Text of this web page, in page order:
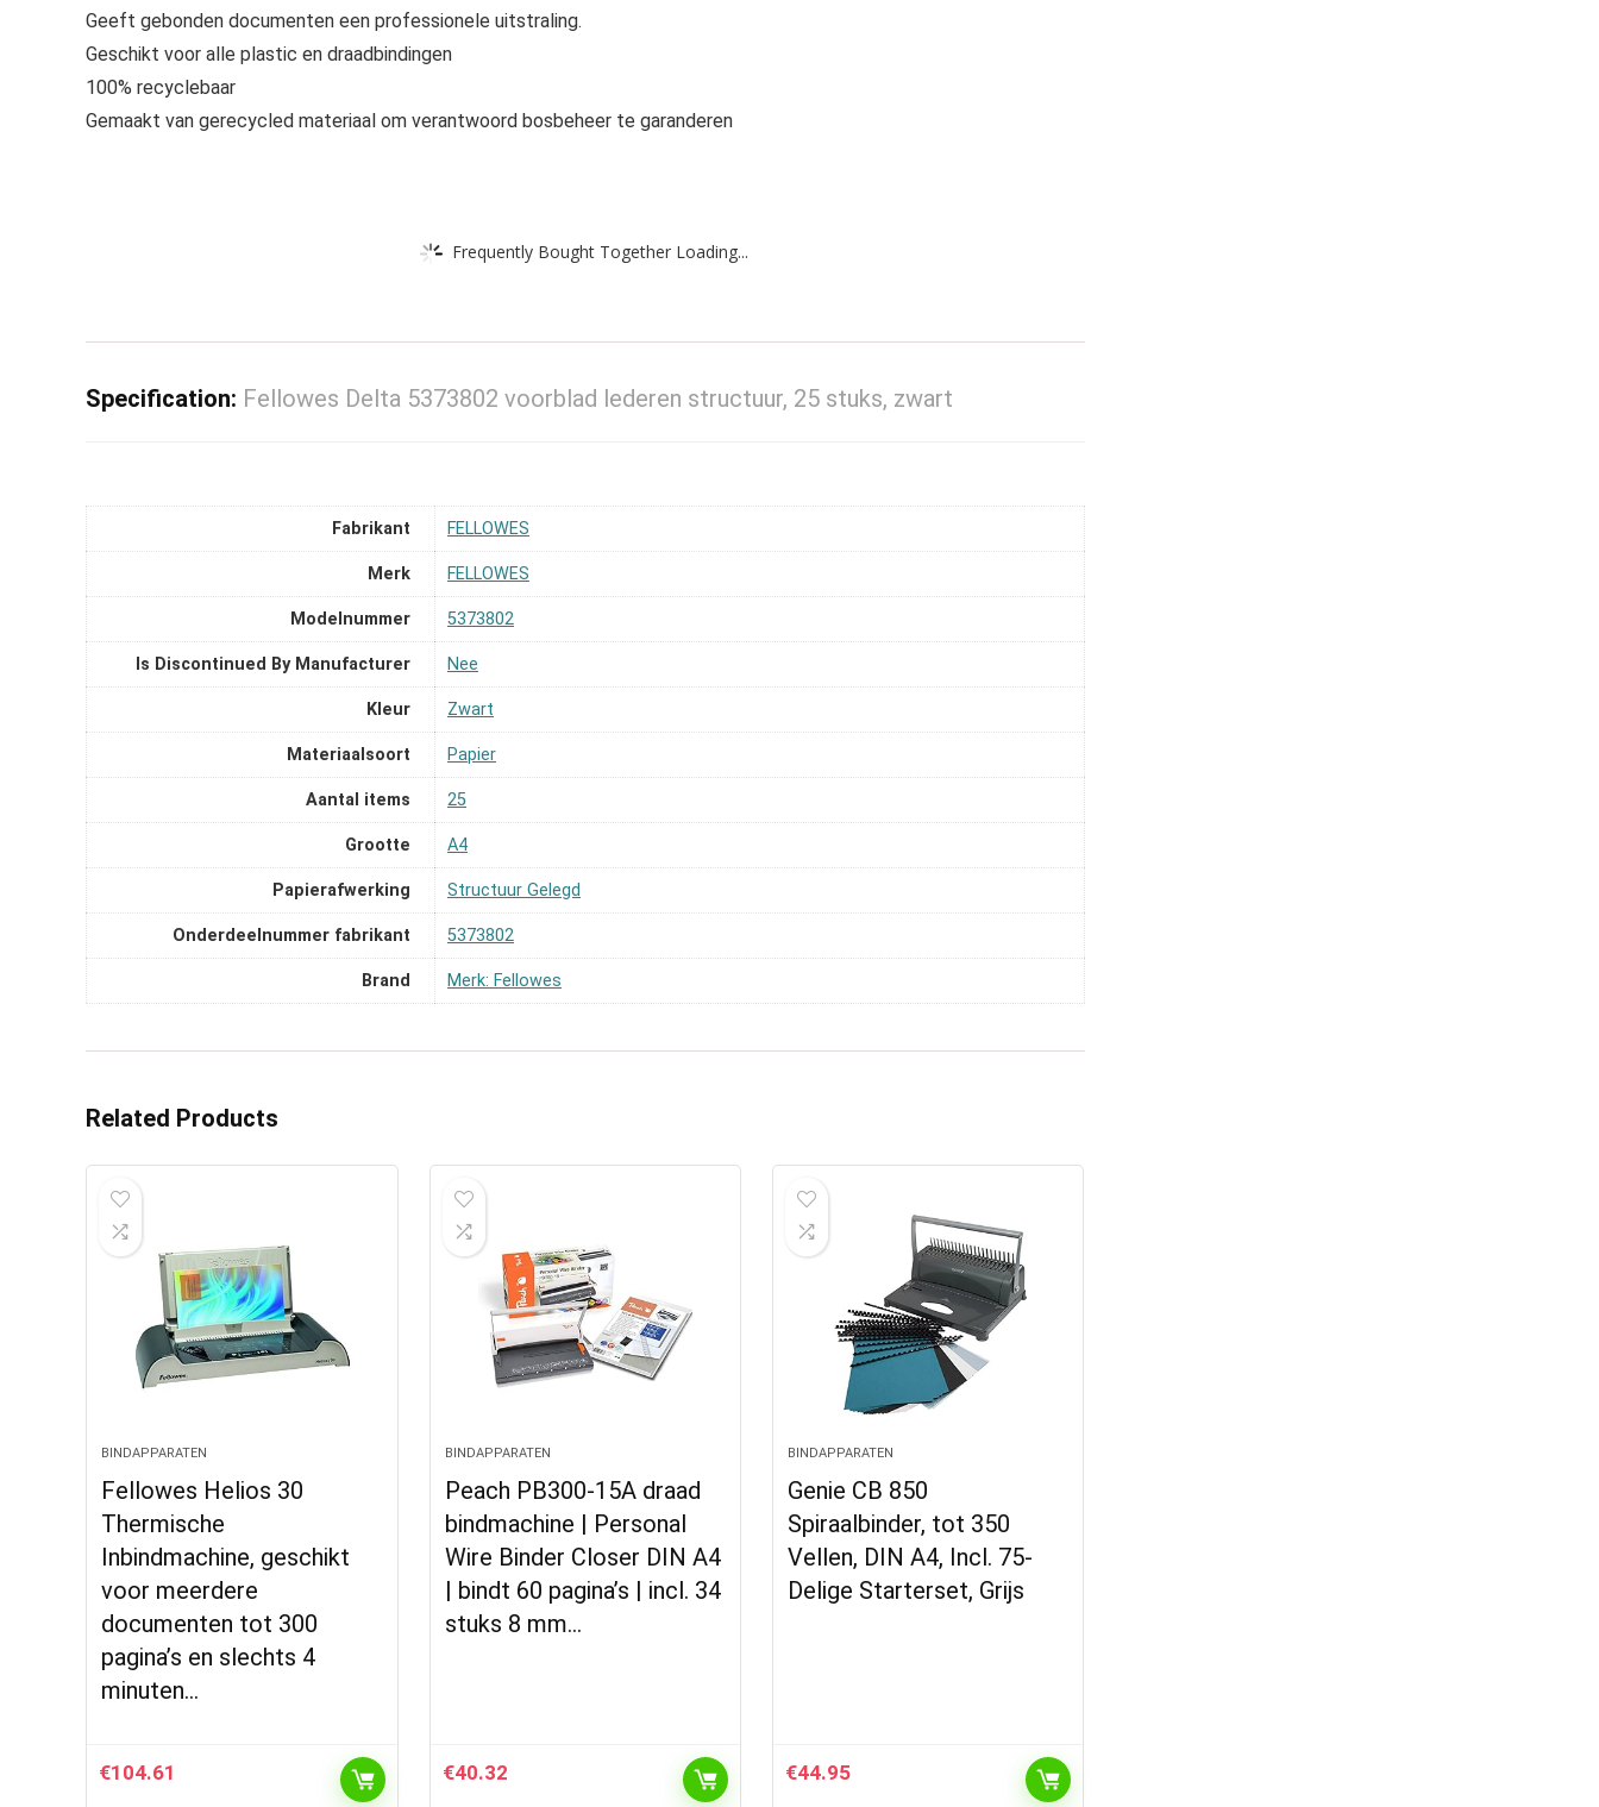
Geeft gebonden documenten een professionele uitstraling.
Geschikt voor alle plastic en draadbindingen
100% recyclebaar
Gemaakt van gerecycled materiaal om verantwoord bosbeheer te garanderen
Frequently Bought Together Loading...
Specification: Fellowes Delta 5373802 voorblad lederen structuur, 25 stuks, zwart
Fabrikant ‎FELLOWES
Merk ‎FELLOWES
Modelnummer ‎5373802
Is Discontinued By Manufacturer ‎Nee
Kleur ‎Zwart
Materiaalsoort ‎Papier
Aantal items ‎25
Grootte ‎A4
Papierafwerking ‎Structuur Gelegd
Onderdeelnummer fabrikant ‎5373802
Brand Merk: Fellowes
Related Products
BINDAPPARATEN
Fellowes Helios 30
Thermische
Inbindmachine, geschikt
voor meerdere
documenten tot 300
pagina’s en slechts 4
minuten…
€104.61
BINDAPPARATEN
Peach PB300-15A draad
bindmachine | Personal
Wire Binder Closer DIN A4
| bindt 60 pagina’s | incl. 34
stuks 8 mm…
€40.32
BINDAPPARATEN
Genie CB 850
Spiraalbinder, tot 350
Vellen, DIN A4, Incl. 75-
Delige Starterset, Grijs
€44.95